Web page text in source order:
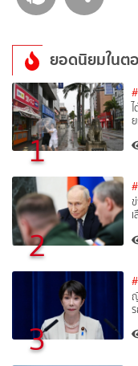
ยอดนิยมในต
1
2
3